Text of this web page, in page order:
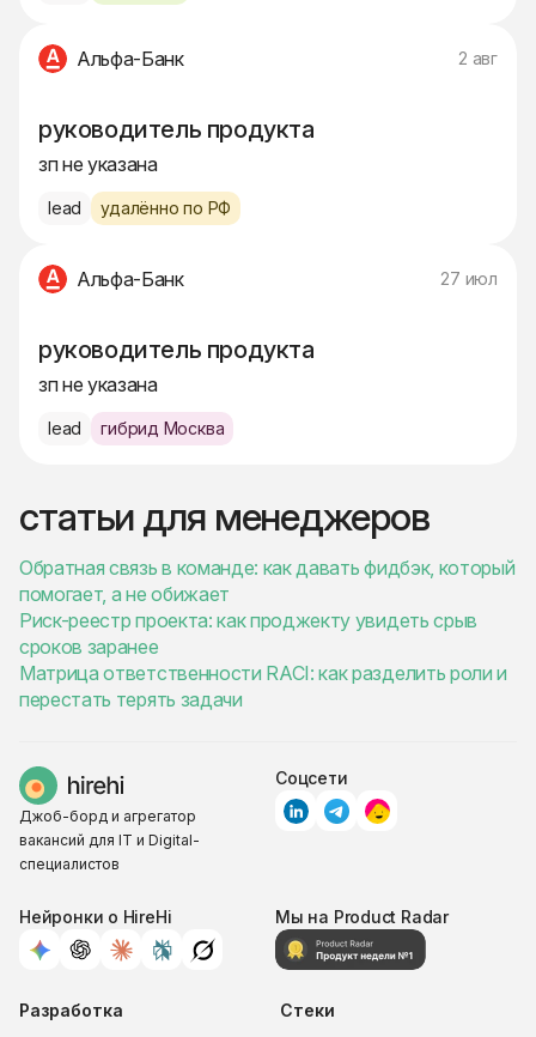
Альфа-Банк 2 авг
руководитель продукта
зп не указана
lead удалённо по РФ
Альфа-Банк 27 июл
руководитель продукта
зп не указана
lead гибрид Москва
статьи для менеджеров
Обратная связь в команде: как давать фидбэк, который
помогает, а не обижает
Риск-реестр проекта: как проджекту увидеть срыв
сроков заранее
Матрица ответственности RACI: как разделить роли и
перестать терять задачи
Джоб-борд и агрегатор
вакансий для IT и Digital-
специалистов
Соцсети
Нейронки о HireHi Мы на Product Radar
Разработка Стеки